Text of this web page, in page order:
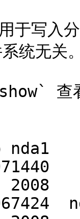
写入分
统无关
查